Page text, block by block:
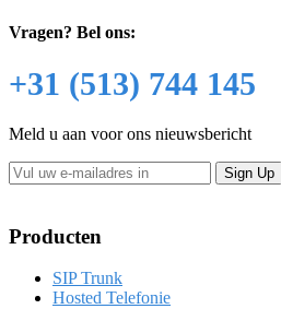
Vragen? Bel ons:
+31 (513) 744 145
Meld u aan voor ons nieuwsbericht
Producten
SIP Trunk
Hosted Telefonie